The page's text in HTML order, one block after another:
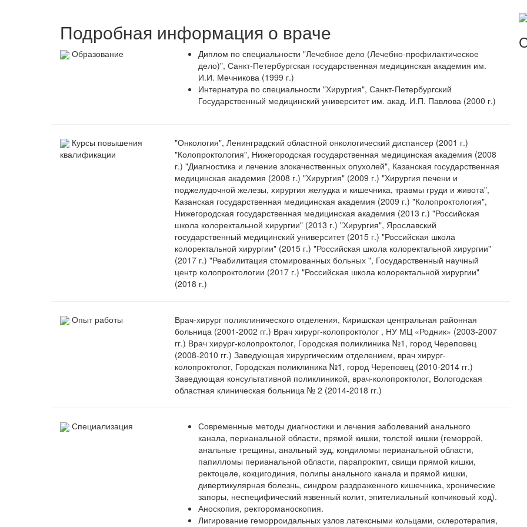
Подробная информация о враче
Образование
Диплом по специальности "Лечебное дело (Лечебно-профилактическое
дело)", Санкт-Петербургская государственная медицинская академия им.
И.И. Мечникова (1999 г.)
Интернатура по специальности "Хирургия", Санкт-Петербургский
Государственный медицинский университет им. акад. И.П. Павлова (2000 г.)
Курсы повышения
квалификации
"Онкология", Ленинградский областной онкологический диспансер (2001 г.)
"Колопроктология", Нижегородская государственная медицинская академия (2008
г.) "Диагностика и лечение злокачественных опухолей", Казанская государственная
медицинская академия (2008 г.) "Хирургия" (2009 г.) "Хирургия печени и
поджелудочной железы, хирургия желудка и кишечника, травмы груди и живота",
Казанская государственная медицинская академия (2009 г.) "Колопроктология",
Нижегородская государственная медицинская академия (2013 г.) "Российская
школа колоректальной хирургии" (2013 г.) "Хирургия", Ярославский
государственный медицинский университет (2015 г.) "Российская школа
колоректальной хирургии" (2015 г.) "Российская школа колоректальной хирургии"
(2017 г.) "Реабилитация стомированных больных ", Государственный научный
центр колопроктологии (2017 г.) "Российская школа колоректальной хирургии"
(2018 г.)
Опыт работы
Врач-хирург поликлинического отделения, Киришская центральная районная
больница (2001-2002 гг.) Врач хирург-колопроктолог , НУ МЦ «Родник» (2003-2007
гг.) Врач хирург-колопроктолог, Городская поликлиника №1, город Череповец
(2008-2010 гг.) Заведующая хирургическим отделением, врач хирург-
колопроктолог, Городская поликлиника №1, город Череповец (2010-2014 гг.)
Заведующая консультативной поликлиникой, врач-колопроктолог, Вологодская
областная клиническая больница № 2 (2014-2018 гг.)
Специализация
Современные методы диагностики и лечения заболеваний анального
канала, перианальной области, прямой кишки, толстой кишки (геморрой,
анальные трещины, анальный зуд, кондиломы перианальной области,
папилломы перианальной области, парапроктит, свищи прямой кишки,
ректоцеле, кокцигодиния, полипы анального канала и прямой кишки,
дивертикулярная болезнь, синдром раздраженного кишечника, хронические
запоры, неспецифический язвенный колит, эпителиальный копчиковый ход).
Аноскопия, ректороманоскопия.
Лигирование геморроидальных узлов латексными кольцами, склеротерапия,